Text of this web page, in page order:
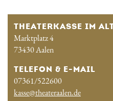
THEATERKASSE IM
Marktplatz 4
73430 Aalen
TELEFON & E-MAIL
07361/522600
kasse@theateraalen.de